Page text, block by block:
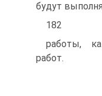
будут
182
работы,
работ.